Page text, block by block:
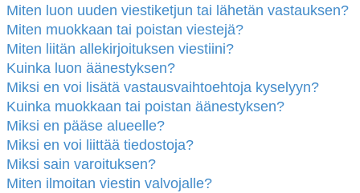
Miten luon uuden viestiketjun tai lähetän vastauksen?
Miten muokkaan tai poistan viestejä?
Miten liitän allekirjoituksen viestiini?
Kuinka luon äänestyksen?
Miksi en voi lisätä vastausvaihtoehtoja kyselyyn?
Kuinka muokkaan tai poistan äänestyksen?
Miksi en pääse alueelle?
Miksi en voi liittää tiedostoja?
Miksi sain varoituksen?
Miten ilmoitan viestin valvojalle?